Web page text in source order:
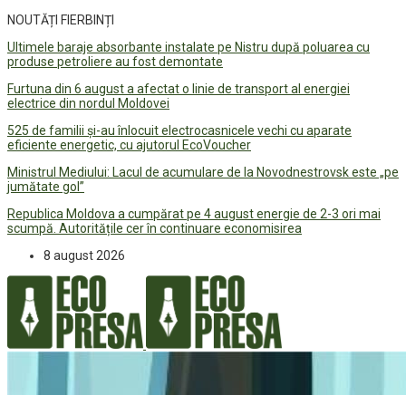
NOUTĂȚI FIERBINȚI
Ultimele baraje absorbante instalate pe Nistru după poluarea cu
produse petroliere au fost demontate
Furtuna din 6 august a afectat o linie de transport al energiei
electrice din nordul Moldovei
525 de familii și-au înlocuit electrocasnicele vechi cu aparate
eficiente energetic, cu ajutorul EcoVoucher
Ministrul Mediului: Lacul de acumulare de la Novodnestrovsk este „pe
jumătate gol”
Republica Moldova a cumpărat pe 4 august energie de 2-3 ori mai
scumpă. Autoritățile cer în continuare economisirea
8 august 2026